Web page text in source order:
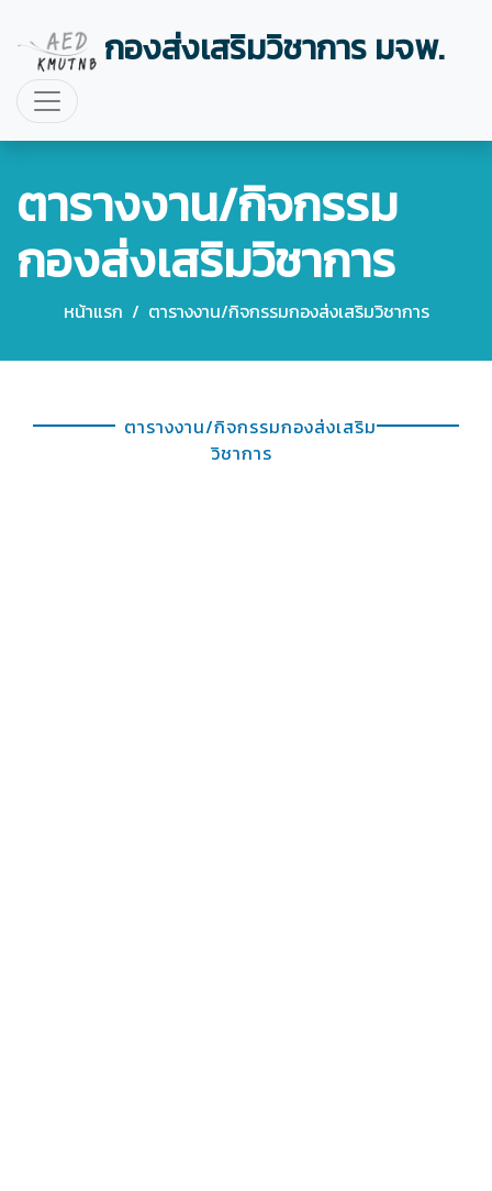
กองส่งเสริมวิชาการ มจพ.
ตารางงาน/กิจกรรม
กองส่งเสริมวิชาการ
หน้าแรก / ตารางงาน/กิจกรรมกองส่งเสริมวิชาการ
ตารางงาน/กิจกรรมกองส่งเสริม
วิชาการ